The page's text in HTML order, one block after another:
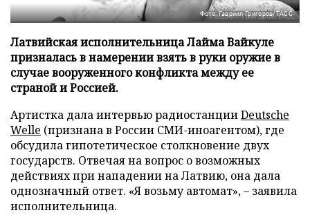
Фото: Гавриил Григоров/ТАСС
Латвийская исполнительница Лайма Вайкуле
призналась в намерении взять в руки оружие в
случае вооруженного конфликта между ее
страной и Россией.
Артистка дала интервью радиостанцииDeutsche
Welle (признана в России СМИ-иноагентом), где
обсудила гипотетическое столкновение двух
государств. Отвечая на вопрос о возможных
действиях при нападении на Латвию, она дала
однозначный ответ. «Я возьму автомат», – заявила
исполнительница.